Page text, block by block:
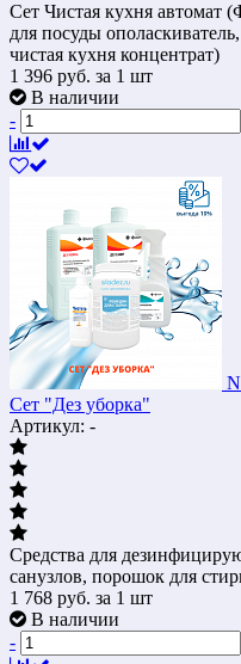
Сет Чистая кухня автомат
для посуды
чистая кухня концентрат)
1 396 руб. за 1 шт
В наличии
-
Сет "Дез уборка"
Артикул: -
Средства для
санузлов, порошок для
1 768 руб. за 1 шт
В наличии
-